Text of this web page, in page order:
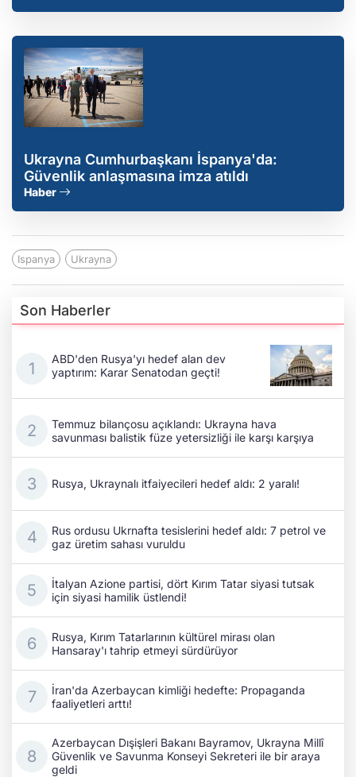
Ukrayna Cumhurbaşkanı İspanya'da:
Güvenlik anlaşmasına imza atıldı
Haber
Ispanya Ukrayna
Son Haberler
ABD'den Rusya'yı hedef alan dev
yaptırım: Karar Senatodan geçti!
Temmuz bilançosu açıklandı: Ukrayna hava
savunması balistik füze yetersizliği ile karşı karşıya
Rusya, Ukraynalı itfaiyecileri hedef aldı: 2 yaralı!
Rus ordusu Ukrnafta tesislerini hedef aldı: 7 petrol ve
gaz üretim sahası vuruldu
İtalyan Azione partisi, dört Kırım Tatar siyasi tutsak
için siyasi hamilik üstlendi!
Rusya, Kırım Tatarlarının kültürel mirası olan
Hansaray'ı tahrip etmeyi sürdürüyor
İran'da Azerbaycan kimliği hedefte: Propaganda
faaliyetleri arttı!
Azerbaycan Dışişleri Bakanı Bayramov, Ukrayna Millî
Güvenlik ve Savunma Konseyi Sekreteri ile bir araya
geldi